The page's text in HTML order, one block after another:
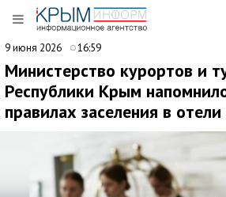
9 июня 2026 16:59
Министерство курортов и
Республики Крым
правилах заселения в